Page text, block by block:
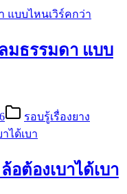
มธรรมดา แบบ
รอบรู้เรื่องยาง
อต้องเบาได้เบา